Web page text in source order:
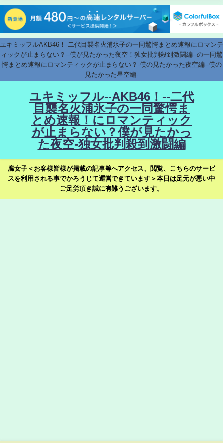
ユキミッフルAKB46！-二代目襲名火浦氷子の一同驚愕まとめ速報にロマンテ
ィックが止まらない？--僕が見たかった夜空！独女批判殺到激闘編--の一同驚
愕まとめ速報にロマンティックが止まらない？-僕の見たかった夜空編--僕の
見たかった星空編-
ユキミッフル--AKB46！--二代
目襲名火浦氷子の一同驚愕ま
とめ速報！にロマンティック
が止まらない？僕が見たかっ
た夜空-独女批判殺到激闘編
腐女子＜お客様皆様が掲載の記事等へアクセス、閲覧、こちらのサービ
スを利用される事でかろうじて運営できています＞本日は足元が悪い中
ご足労頂き誠に有難うございます。